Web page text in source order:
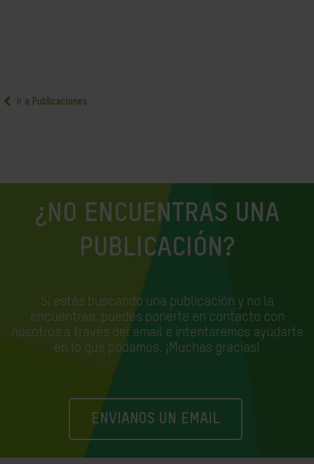
Ir a Publicaciones
¿NO ENCUENTRAS UNA
PUBLICACIÓN?
Si estás buscando una publicación y no la
encuentras, puedes ponerte en contacto con
nosotros a través del email e intentaremos ayudarte
en lo que podamos. ¡Muchas gracias!
ENVIANOS UN EMAIL